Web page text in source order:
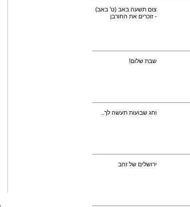
צום תשעה באב (ט' באב)
- זוכרים את החורבן
שבת שלום!
וחג שבועות תעשה לך..
ירושלים של זהב